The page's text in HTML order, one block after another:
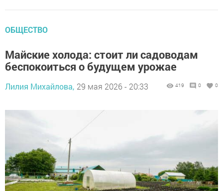
ОБЩЕСТВО
Майские холода: стоит ли садоводам
беспокоиться о будущем урожае
Лилия Михайлова, 29 мая 2026 - 20:33 419 0 0